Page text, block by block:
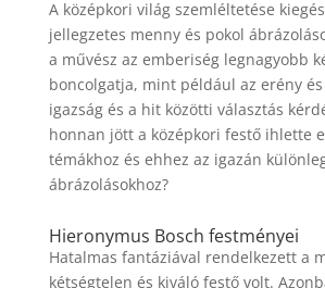
A középkori világ szemléltetése
jellegzetes menny és pokol
a művész az emberiség legnagyobb
boncolgatja, mint például az erény
igazság és a hit közötti választás
honnan jött a középkori festő ihlette
témákhoz és ehhez az igazán
ábrázolásokhoz?
Hieronymus Bosch festményei
Hatalmas fantáziával rendelkezett a
kétségtelen és kiváló festő volt.